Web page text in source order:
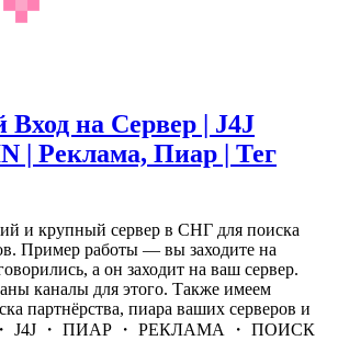
на Сервер | J4J
| Реклама, Пиар | Тег
и крупный сервер в СНГ для поиска
Пример работы — вы заходите на
а он заходит на ваш сервер.
каналы для этого. Также имеем
партнёрства, пиара ваших серверов и
・ J4J ・ ПИАР ・ РЕКЛАМА ・ ПОИСК